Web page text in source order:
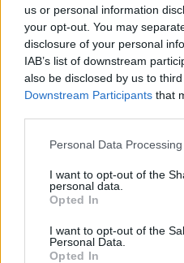
us or personal information
your opt-out. You may
disclosure of your personal
IAB’s list of downstream
also be disclosed by us to
Downstream Participants that
Please note that this website/
not limited to your visit or
grant or deny consent to
use your data for below
consent section.
Personal Data
I want to opt-out of the
personal data.
Opted In
I want to opt-out of the
Personal Data.
Opted In